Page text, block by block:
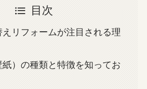
目次
えリフォームが注目される理
紙）の種類と特徴を知ってお